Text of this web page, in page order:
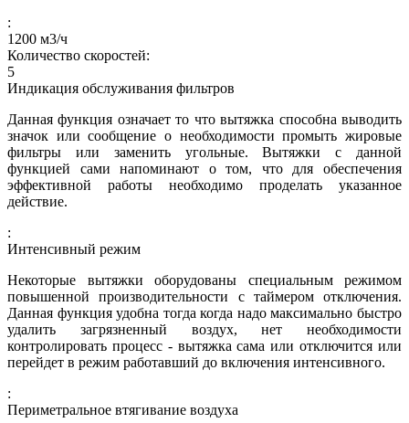
:
1200 м3/ч
Количество скоростей:
5
Индикация обслуживания фильтров
Данная функция означает то что вытяжка способна выводить
значок или сообщение о необходимости промыть жировые
фильтры или заменить угольные. Вытяжки с данной
функцией сами напоминают о том, что для обеспечения
эффективной работы необходимо проделать указанное
действие.
:
Интенсивный режим
Некоторые вытяжки оборудованы специальным режимом
повышенной производительности с таймером отключения.
Данная функция удобна тогда когда надо максимально быстро
удалить загрязненный воздух, нет необходимости
контролировать процесс - вытяжка сама или отключится или
перейдет в режим работавший до включения интенсивного.
:
Периметральное втягивание воздуха